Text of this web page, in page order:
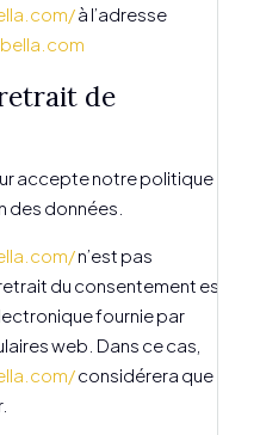
à l’adresse
de
accepte notre politique de
données.
n’est pas
du consentement est
fournie par
web. Dans ce cas,
considérera que la